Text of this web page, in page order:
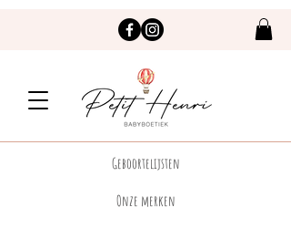
Geboortelijsten
Onze merken